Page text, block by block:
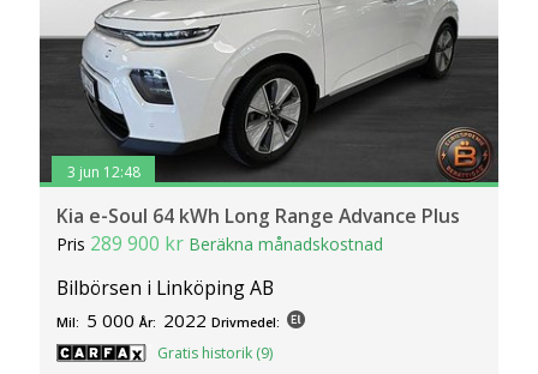
3 jun 12:48
Kia e-Soul 64 kWh Long Range Advance Plus
Pris 289 900 kr Beräkna månadskostnad
Bilbörsen i Linköping AB
Mil: 5 000 År: 2022 Drivmedel:
Gratis historik (9)